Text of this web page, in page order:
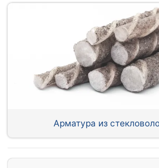
Арматура из